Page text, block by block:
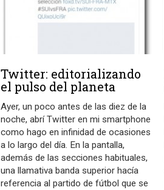
Twitter: editorializando
el pulso del planeta
Ayer, un poco antes de las diez de la
noche, abrí Twitter en mi smartphone
como hago en infinidad de ocasiones
a lo largo del día. En la pantalla,
además de las secciones habituales,
una llamativa banda superior hacía
referencia al partido de fútbol que se